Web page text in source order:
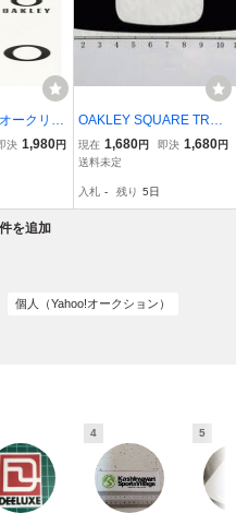
ークリー)
STI
モール
（カラ
決 1,980円
OAKLEY SQUARE TRAD
EMARK ステッカー オー
クリー スクエア トレード
現在 1,680円 即決 1,680円
送料未定
入札 - 残り 5日
を追加
個人（Yahoo!オークション）
4 5